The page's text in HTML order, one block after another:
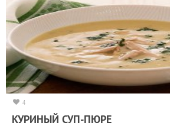
4
КУРИНЫЙ СУП-ПЮРЕ